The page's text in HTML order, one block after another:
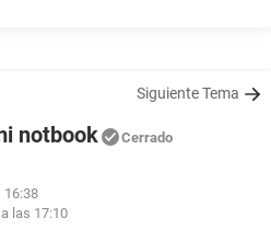
Siguiente Tema
notbook Cerrado
16:38
las 17:10